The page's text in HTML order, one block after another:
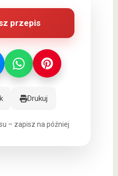
przepis
Drukuj
– zapisz na później